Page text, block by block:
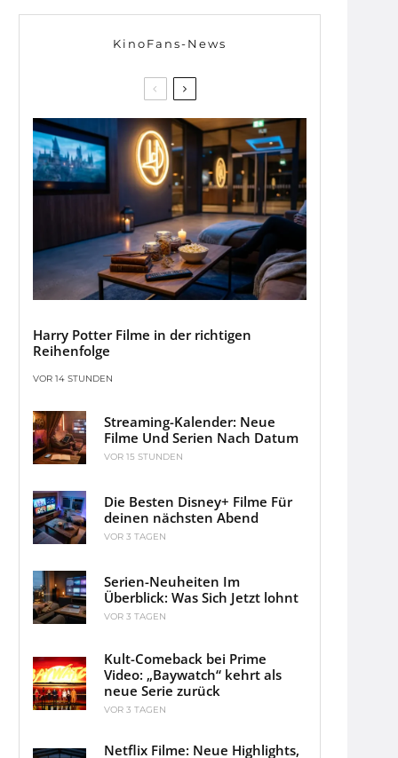
KinoFans-News
Harry Potter Filme in der richtigen
Reihenfolge
VOR 14 STUNDEN
Streaming-Kalender: Neue
Filme Und Serien Nach Datum
VOR 15 STUNDEN
Die Besten Disney+ Filme Für
deinen nächsten Abend
VOR 3 TAGEN
Serien-Neuheiten Im
Überblick: Was Sich Jetzt lohnt
VOR 3 TAGEN
Kult-Comeback bei Prime
Video: „Baywatch“ kehrt als
neue Serie zurück
VOR 3 TAGEN
Netflix Filme: Neue Highlights,